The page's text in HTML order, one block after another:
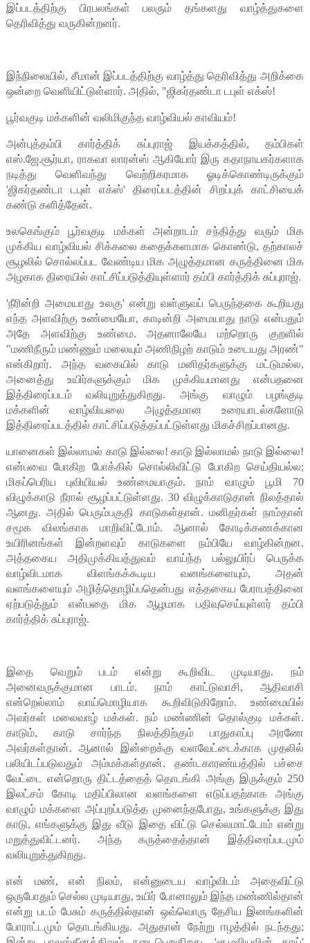
இப்படத்திற்கு பிரபலங்கள் பலரும் தங்களது வாழ்த்துகளை
தெரிவித்து வருகின்றனர்.
இந்நிலையில், சீமான் இப்படத்திற்கு வாழ்த்து தெரிவித்து அறிக்கை
ஒன்றை வெளியிட்டுள்ளார். அதில், "ஜிகர்தண்டா டபுள் எக்ஸ்!
பூர்வகுடி மக்களின் வலிமிகுந்த வாழ்வியல் காவியம்!
அன்புத்தம்பி கார்த்திக் சுப்புராஜ் இயக்கத்தில், தம்பிகள்
எஸ்.ஜே.சூர்யா, ராகவா லாரன்ஸ் ஆகியோர் இரு கதாநாயகர்களாக
நடித்து வெளிவந்து வெற்றிகரமாக ஓடிக்கொண்டிருக்கும்
'ஜிகர்தண்டா டபுள் எக்ஸ்' திரைப்படத்தின் சிறப்புக் காட்சியைக்
கண்டு களித்தேன்.
உலகெங்கும் பூர்வகுடி மக்கள் அன்றாடம் சந்தித்து வரும் மிக
முக்கிய வாழ்வியல் சிக்கலை கதைக்களமாக கொண்டு, தற்காலச்
சூழலில் சொல்லப்பட வேண்டிய மிக அழுத்தமான கருத்தினை மிக
அழகாக திரையில் காட்சிப்படுத்தியுள்ளார் தம்பி கார்த்திக் சுப்புராஜ்.
'நீரின்றி அமையாது உலகு' என்று வள்ளுவப் பெருந்தகை கூறியது
எந்த அளவிற்கு உண்மையோ, காடின்றி அமையாது நாடு என்பதும்
அதே அளவிற்கு உண்மை. அதனாலேயே மற்றொரு குறளில்
"மணிநீரும் மண்ணும் மலையும் அணிநிழற் காடும் உடையது அரண்"
என்கிறார். அந்த வகையில் காடு மனிதர்களுக்கு மட்டுமல்ல,
அனைத்து உயிர்களுக்கும் மிக முக்கியமானது என்பதனை
இத்திரைப்படம் வலியுறுத்துகிறது. அங்கு வாழும் பழங்குடி
மக்களின் வாழ்வியலை அழுத்தமான உரையாடல்களோடு
இத்திரைப்படத்தில் காட்சிப்படுத்தப்பட்டுள்ளது மிகச்சிறப்பானது.
யானைகள் இல்லாமல் காடு இல்லை! காடு இல்லாமல் நாடு இல்லை!
என்பவை போகிற போக்கில் சொல்லிவிட்டு போகிற செய்தியல்ல;
மிகப்பெரிய புவியியல் உண்மையாகும். நாம் வாழும் பூமி 70
விழுக்காடு நீரால் சூழப்பட்டுள்ளது. 30 விழுக்காடுதான் நிலத்தால்
ஆனது. அதில் பெரும்பகுதி காடுகள்தான். மனிதர்கள் நாம்தான்
சமூக விலங்காக மாறிவிட்டோம். ஆனால் கோடிக்கணக்கான
உயிரினங்கள் இன்றளவும் காடுகளை நம்பியே வாழ்கின்றன.
அத்தகைய அதிமுக்கியத்துவம் வாய்ந்த பல்லுயிர்ப் பெருக்க
வாழ்விடமாக விளங்கக்கூடிய வனங்களையும், அதன்
வளங்களையும் அழித்தொழிப்பதென்பது எத்தகைய பேராபத்தினை
ஏற்படுத்தும் என்பதை மிக ஆழமாக பதிவுசெய்யுள்ளர் தம்பி
கார்த்திக் சுப்புராஜ்.
இதை வெறும் படம் என்று கூறிவிட முடியாது. நம்
அனைவருக்குமான பாடம். நாம் காட்டுவாசி, ஆதிவாசி
என்றெல்லாம் வாய்மொழியாக கூறிவிடுகிறோம். உண்மையில்
அவர்கள் மலைவாழ் மக்கள். நம் மண்ணின் தொல்குடி மக்கள்.
காடும், காடு சார்ந்த நிலத்திற்கும் பாதுகாப்பு அரணே
அவர்கள்தான். ஆனால் இன்றைக்கு வளவேட்டைக்காக முதலில்
பலியிடப்படுவதும் அம்மக்கள்தான். தண்டகாரண்யத்தில் பச்சை
வேட்டை என்றொரு திட்டத்தைத் தொடங்கி அங்கு இருக்கும் 250
இலட்சம் கோடி மதிப்பிலான வளங்களை எடுப்பதற்காக அங்கு
வாழும் மக்களை அப்புறப்படுத்த முனைந்தபோது, உங்களுக்கு இது
காடு, எங்களுக்கு இது வீடு இதை விட்டு செல்லமாட்டோம் என்று
மறுத்துவிட்டனர். அந்த கருத்தைத்தான் இத்திரைப்படமும்
வலியுறுத்துகிறது.
என் மண், என் நிலம், என்னுடைய வாழ்விடம் அதைவிட்டு
ஒருபோதும் செல்ல முடியாது, உயிர் போனாலும் இந்த மண்ணில்தான்
என்று படம் பேசும் கருத்தில்தான் ஒவ்வொரு தேசிய இனங்களின்
போராட்டமும் தொடங்கியது. அதுதான் நேற்று ஈழத்தில் நடந்தது;